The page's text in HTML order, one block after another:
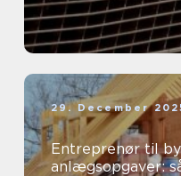
29. December
Entreprenør til
anlægsopgaver: